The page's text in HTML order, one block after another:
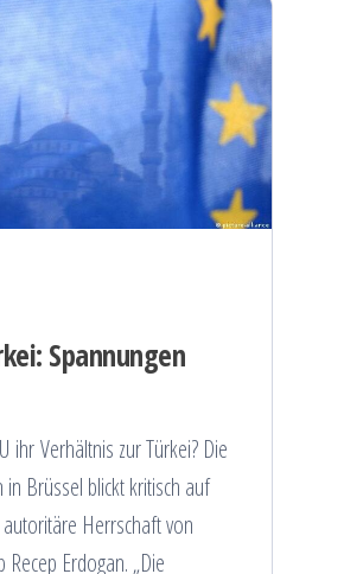
Spannungen
ihr Verhältnis zur Türkei? Die
in Brüssel blickt kritisch auf
Herrschaft von
Recep Erdogan. „Die